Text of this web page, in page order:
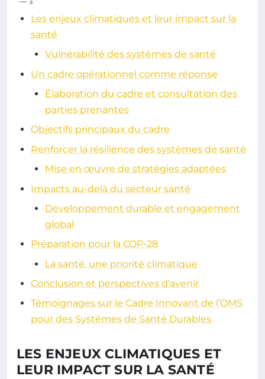
Les enjeux climatiques et leur impact sur la
santé
Vulnérabilité des systèmes de santé
Un cadre opérationnel comme réponse
Élaboration du cadre et consultation des
parties prenantes
Objectifs principaux du cadre
Renforcer la résilience des systèmes de santé
Mise en œuvre de stratégies adaptées
Impacts au-delà du secteur santé
Développement durable et engagement
global
Préparation pour la COP-28
La santé, une priorité climatique
Conclusion et perspectives d’avenir
Témoignages sur le Cadre Innovant de l’OMS
pour des Systèmes de Santé Durables
LES ENJEUX CLIMATIQUES ET
LEUR IMPACT SUR LA SANTÉ